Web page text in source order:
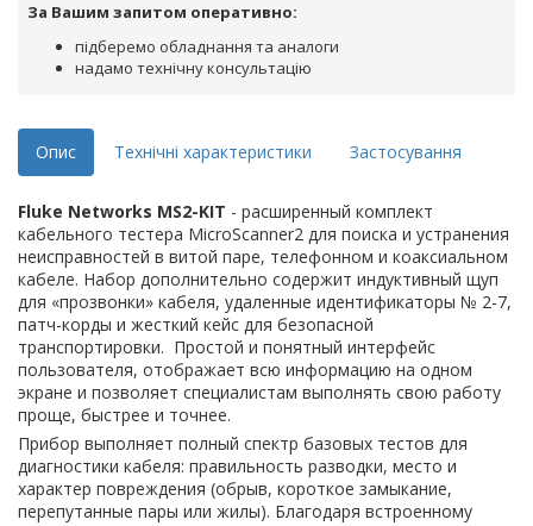
За Вашим запитом оперативно:
підберемо обладнання та аналоги
надамо технічну консультацію
Опис Технічні характеристики Застосування
Fluke Networks MS2-KIT - расширенный комплект
кабельного тестера MicroScanner2 для поиска и устранения
неисправностей в витой паре, телефонном и коаксиальном
кабеле. Набор дополнительно содержит индуктивный щуп
для «прозвонки» кабеля, удаленные идентификаторы № 2-7,
патч-корды и жесткий кейс для безопасной
транспортировки. Простой и понятный интерфейс
пользователя, отображает всю информацию на одном
экране и позволяет специалистам выполнять свою работу
проще, быстрее и точнее.
Прибор выполняет полный спектр базовых тестов для
диагностики кабеля: правильность разводки, место и
характер повреждения (обрыв, короткое замыкание,
перепутанные пары или жилы). Благодаря встроенному